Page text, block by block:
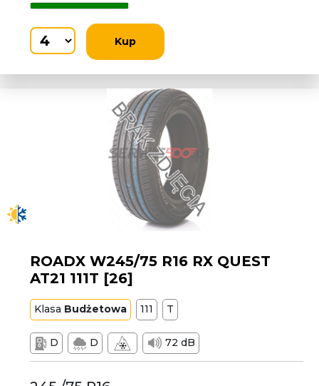
Kup
ROADX W245/75 R16 RX QUEST
AT21 111T [26]
Klasa Budżetowa 111 T
D D 72 dB